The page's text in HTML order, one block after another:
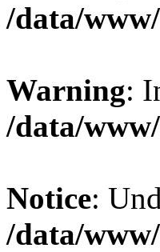
/data/
Warning:
/data/
Notice:
/data/